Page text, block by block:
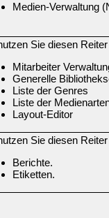
Medien-Verwaltung
Sie diesen
Mitarbeiter
Generelle
Liste der Genres
Liste der
Layout-Editor
Sie diesen
Berichte.
Etiketten.